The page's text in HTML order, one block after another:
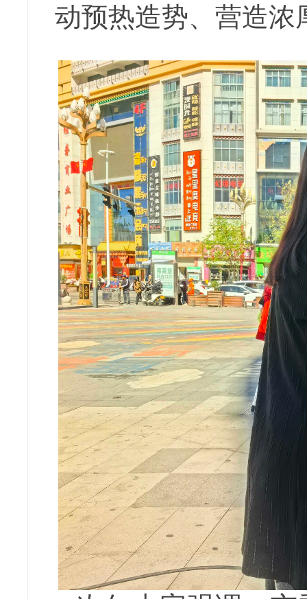
动预热造势、营造浓